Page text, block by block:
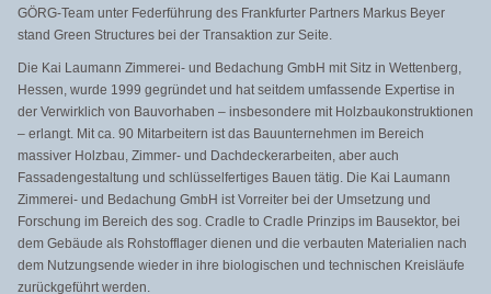
GÖRG-Team unter Federführung des Frankfurter Partners Markus Beyer
stand Green Structures bei der Transaktion zur Seite.
Die Kai Laumann Zimmerei- und Bedachung GmbH mit Sitz in Wettenberg,
Hessen, wurde 1999 gegründet und hat seitdem umfassende Expertise in
der Verwirklich von Bauvorhaben – insbesondere mit Holzbaukonstruktionen
– erlangt. Mit ca. 90 Mitarbeitern ist das Bauunternehmen im Bereich
massiver Holzbau, Zimmer- und Dachdeckerarbeiten, aber auch
Fassadengestaltung und schlüsselfertiges Bauen tätig. Die Kai Laumann
Zimmerei- und Bedachung GmbH ist Vorreiter bei der Umsetzung und
Forschung im Bereich des sog. Cradle to Cradle Prinzips im Bausektor, bei
dem Gebäude als Rohstofflager dienen und die verbauten Materialien nach
dem Nutzungsende wieder in ihre biologischen und technischen Kreisläufe
zurückgeführt werden.